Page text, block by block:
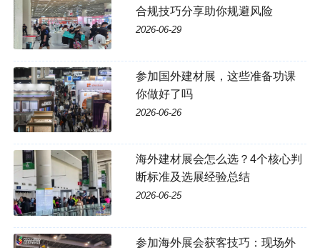
合规技巧分享助你规避风险
2026-06-29
参加国外建材展，这些准备功课
你做好了吗
2026-06-26
海外建材展会怎么选？4个核心判
断标准及选展经验总结
2026-06-25
参加海外展会获客技巧：现场外